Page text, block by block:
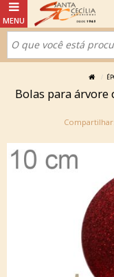
Bolas para árvore